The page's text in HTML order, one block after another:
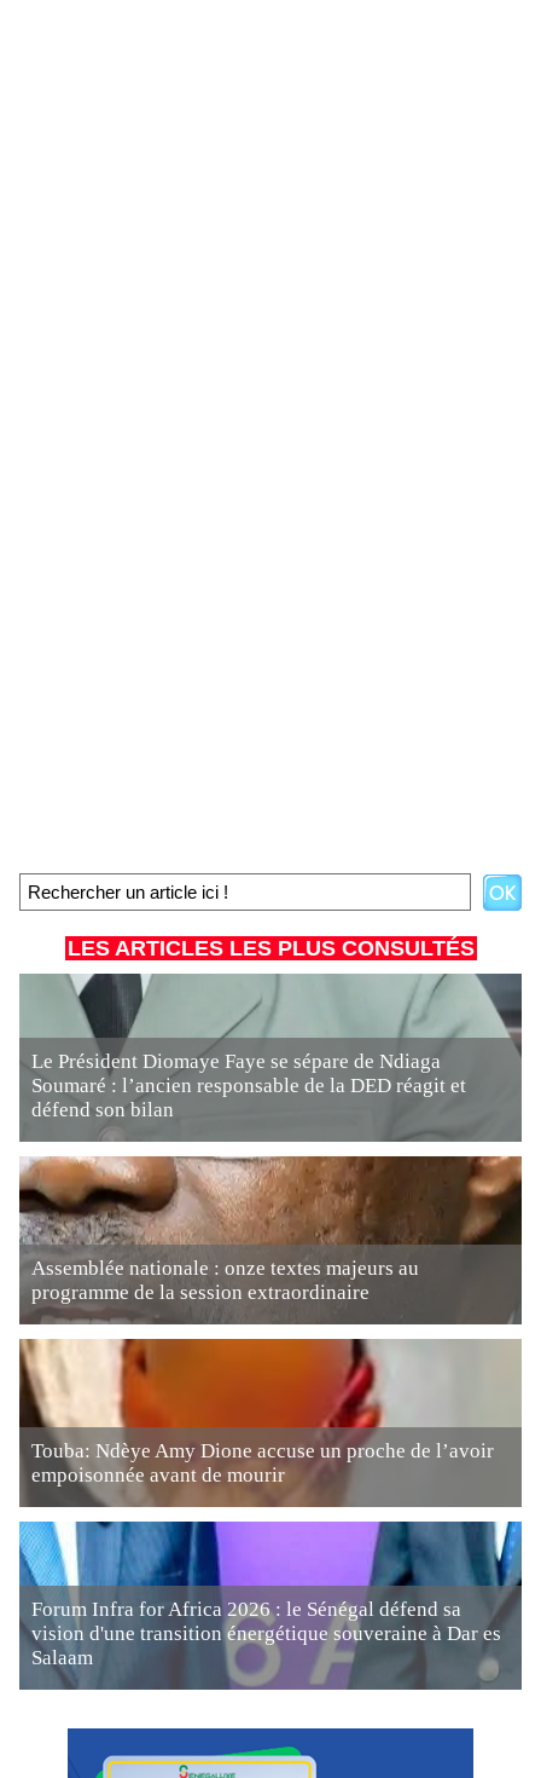
LES ARTICLES LES PLUS CONSULTÉS
Le Président Diomaye Faye se sépare de Ndiaga
Soumaré : l’ancien responsable de la DED réagit et
défend son bilan
Assemblée nationale : onze textes majeurs au
programme de la session extraordinaire
Touba: Ndèye Amy Dione accuse un proche de l’avoir
empoisonnée avant de mourir
Forum Infra for Africa 2026 : le Sénégal défend sa
vision d'une transition énergétique souveraine à Dar es
Salaam